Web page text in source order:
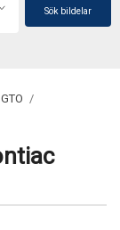
Sök bildelar
/